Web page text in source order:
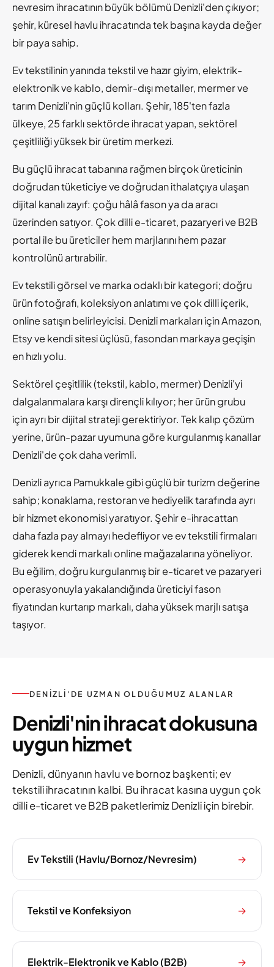
nevresim ihracatının büyük bölümü Denizli'den çıkıyor;
şehir, küresel havlu ihracatında tek başına kayda değer
bir paya sahip.
Ev tekstilinin yanında tekstil ve hazır giyim, elektrik-
elektronik ve kablo, demir-dışı metaller, mermer ve
tarım Denizli'nin güçlü kolları. Şehir, 185'ten fazla
ülkeye, 25 farklı sektörde ihracat yapan, sektörel
çeşitliliği yüksek bir üretim merkezi.
Bu güçlü ihracat tabanına rağmen birçok üreticinin
doğrudan tüketiciye ve doğrudan ithalatçıya ulaşan
dijital kanalı zayıf: çoğu hâlâ fason ya da aracı
üzerinden satıyor. Çok dilli e-ticaret, pazaryeri ve B2B
portal ile bu üreticiler hem marjlarını hem pazar
kontrolünü artırabilir.
Ev tekstili görsel ve marka odaklı bir kategori; doğru
ürün fotoğrafı, koleksiyon anlatımı ve çok dilli içerik,
online satışın belirleyicisi. Denizli markaları için Amazon,
Etsy ve kendi sitesi üçlüsü, fasondan markaya geçişin
en hızlı yolu.
Sektörel çeşitlilik (tekstil, kablo, mermer) Denizli'yi
dalgalanmalara karşı dirençli kılıyor; her ürün grubu
için ayrı bir dijital strateji gerektiriyor. Tek kalıp çözüm
yerine, ürün-pazar uyumuna göre kurgulanmış kanallar
Denizli'de çok daha verimli.
Denizli ayrıca Pamukkale gibi güçlü bir turizm değerine
sahip; konaklama, restoran ve hediyelik tarafında ayrı
bir hizmet ekonomisi yaratıyor. Şehir e-ihracattan
daha fazla pay almayı hedefliyor ve ev tekstili firmaları
giderek kendi markalı online mağazalarına yöneliyor.
Bu eğilim, doğru kurgulanmış bir e-ticaret ve pazaryeri
operasyonuyla yakalandığında üreticiyi fason
fiyatından kurtarıp markalı, daha yüksek marjlı satışa
taşıyor.
DENIZLI'DE UZMAN OLDUĞUMUZ ALANLAR
Denizli'nin ihracat dokusuna
uygun hizmet
Denizli, dünyanın havlu ve bornoz başkenti; ev
tekstili ihracatının kalbi. Bu ihracat kasına uygun çok
dilli e-ticaret ve B2B paketlerimiz Denizli için birebir.
Ev Tekstili (Havlu/Bornoz/Nevresim) →
Tekstil ve Konfeksiyon →
Elektrik-Elektronik ve Kablo (B2B) →